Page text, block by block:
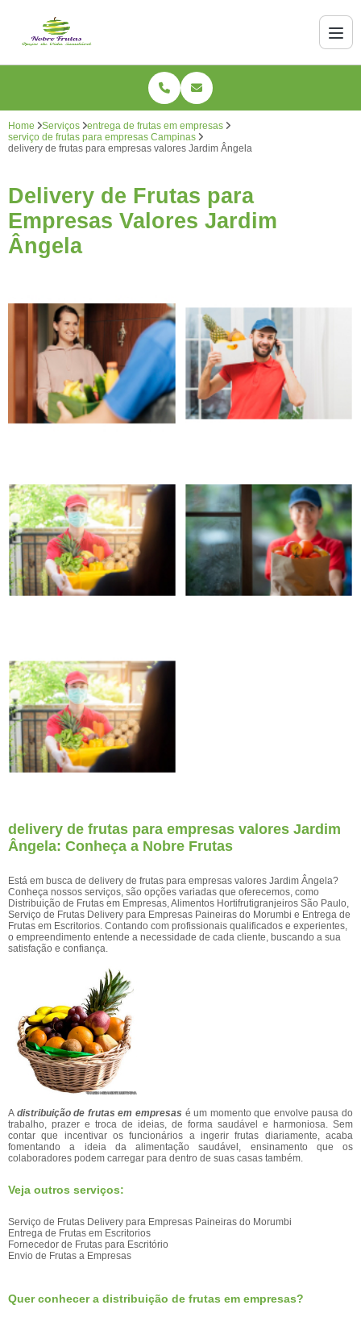
Home Serviços
entrega de frutas em empresas
serviço de frutas para empresas Campinas
delivery de frutas para empresas valores Jardim Ângela
Delivery de Frutas para
Empresas Valores Jardim
Ângela
delivery de frutas para empresas valores Jardim
Ângela: Conheça a Nobre Frutas
Está em busca de delivery de frutas para empresas valores Jardim Ângela?
Conheça nossos serviços, são opções variadas que oferecemos, como
Distribuição de Frutas em Empresas, Alimentos Hortifrutigranjeiros São Paulo,
Serviço de Frutas Delivery para Empresas Paineiras do Morumbi e Entrega de
Frutas em Escritorios. Contando com profissionais qualificados e experientes,
o empreendimento entende a necessidade de cada cliente, buscando a sua
satisfação e confiança.
A distribuição de frutas em empresas é um momento que envolve pausa do
trabalho, prazer e troca de ideias, de forma saudável e harmoniosa. Sem
contar que incentivar os funcionários a ingerir frutas diariamente, acaba
fomentando a ideia da alimentação saudável, ensinamento que os
colaboradores podem carregar para dentro de suas casas também.
Veja outros serviços:
Serviço de Frutas Delivery para Empresas Paineiras do Morumbi
Entrega de Frutas em Escritorios
Fornecedor de Frutas para Escritório
Envio de Frutas a Empresas
Quer conhecer a distribuição de frutas em empresas?